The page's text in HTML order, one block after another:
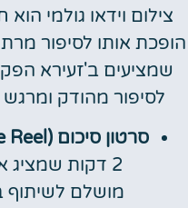
צילום וידאו גולמי
הופכת אותו לסיפור
שמציעים ב'זעירא
לסיפור מהודק ומרגש
סרטון סיכום (Sizzle Reel):
2 דקות
מושלם